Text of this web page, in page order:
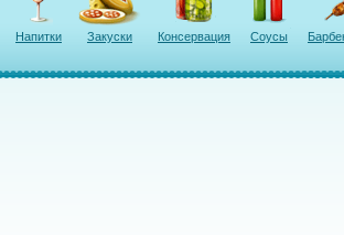
Напитки Закуски Консервация Соусы